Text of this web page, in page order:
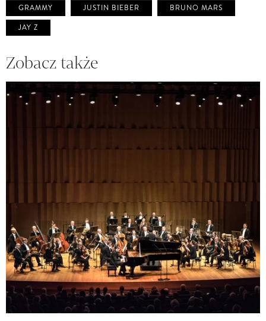
GRAMMY
JUSTIN BIEBER
BRUNO MARS
JAY Z
Zobacz także